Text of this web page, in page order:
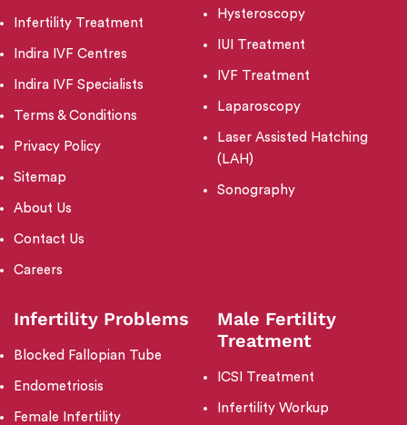
Infertility Treatment
Indira IVF Centres
Indira IVF Specialists
Terms & Conditions
Privacy Policy
Sitemap
About Us
Contact Us
Careers
Hysteroscopy
IUI Treatment
IVF Treatment
Laparoscopy
Laser Assisted Hatching
(LAH)
Sonography
Infertility Problems
Blocked Fallopian Tube
Endometriosis
Female Infertility
Male Fertility
Treatment
ICSI Treatment
Infertility Workup